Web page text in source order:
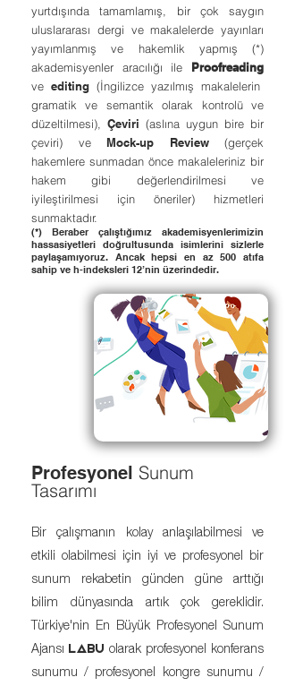
yurtdışında tamamlamış, bir çok saygın
uluslararası dergi ve makalelerde yayınları
yayımlanmış ve hakemlik yapmış (*)
akademisyenler aracılığı ile Proofreading
ve editing (İngilizce yazılmış makalelerin
gramatik ve semantik olarak kontrolü ve
düzeltilmesi), Çeviri (aslına uygun bire bir
çeviri) ve Mock-up Review(gerçek
hakemlere sunmadan önce makaleleriniz bir
hakem gibi değerlendirilmesi ve
iyileştirilmesi için öneriler) hizmetleri
sunmaktadır.
(*) Beraber çalıştığımız akademisyenlerimizin
hassasiyetleri doğrultusunda isimlerini sizlerle
paylaşamıyoruz. Ancak hepsi en az 500 atıfa
sahip ve h-indeksleri 12’nin üzerindedir.
Profesyonel Sunum
Tasarımı
Bir çalışmanın kolay anlaşılabilmesi ve
etkili olabilmesi için iyi ve profesyonel bir
sunum rekabetin günden güne arttığı
bilim dünyasında artık çok gereklidir.
Türkiye'nin En Büyük Profesyonel Sunum
Ajansı LABU olarak profesyonel konferans
sunumu / profesyonel kongre sunumu /